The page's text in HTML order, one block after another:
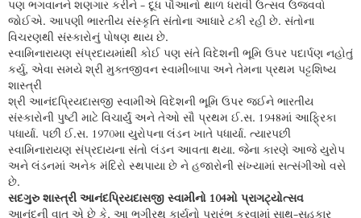
પણ ભગવાનને શણગાર કરીને - દૂધ પૌઆનો થાળ ધરાવી ઉત્સવ ઉજવવો
જોઈએ. આપણી ભારતીય સંસ્કૃતિ સંતોના આધારે ટકી રહી છે. સંતોના
વિચરણથી સંસ્કારોનું પોષણ થાય છે.
સ્વામિનારાયણ સંપ્રદાયમાંથી કોઈ પણ સંતે વિદેશની ભૂમિ ઉપર પદાર્પણ નહોતું
કર્યુ, એવા સમયે શ્રી મુક્તજીવન સ્વામીબાપા અને તેમના પ્રથમ પટ્ટશિષ્ય
શાસ્ત્રી
શ્રી આનંદપ્રિયદાસજી સ્વામીએ વિદેશની ભૂમિ ઉપર જઈને ભારતીય
સંસ્કારોની પુષ્ટી માટે વિચાર્યું અને તેઓ સૌ પ્રથમ ઈ.સ. 1948માં આફ્રિકા
પધાર્યા. પછી ઈ.સ. 1970મા યુરોપના લંડન ખાતે પધાર્યા. ત્યારપછી
સ્વામિનારાયણ સંપ્રદાયના સંતો લંડન આવતા થયા. જેના કારણે આજે યુરોપ
અને લંડનમાં અનેક મંદિરો સ્થપાયા છે ને હજારોની સંખ્યામાં સત્સંગીઓ વસે
છે.
સદગુરુ શાસ્ત્રી આનંદપ્રિયદાસજી સ્વામીનો 104મો પ્રાગટ્યોત્સવ
આનંદની વાત એ છે કે, આ ભગીરથ કાર્યનો પ્રારંભ કરવામાં સાથ-સહકાર